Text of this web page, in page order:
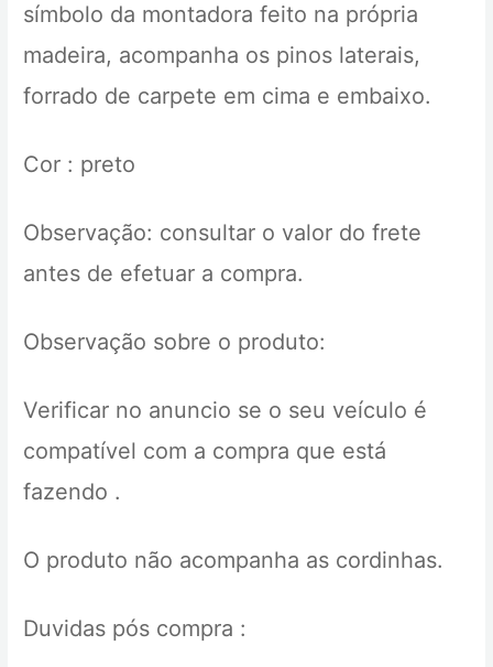
símbolo da montadora feito na própria
madeira, acompanha os pinos laterais,
forrado de carpete em cima e embaixo.
Cor : preto
Observação: consultar o valor do frete
antes de efetuar a compra.
Observação sobre o produto:
Verificar no anuncio se o seu veículo é
compatível com a compra que está
fazendo .
O produto não acompanha as cordinhas.
Duvidas pós compra :